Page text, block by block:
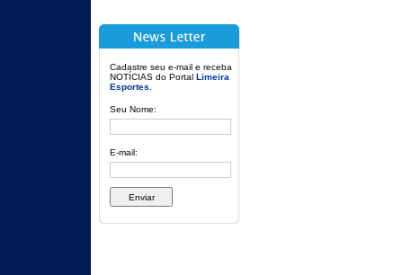
Cadastre seu e-mail e receba
NOTÍCIAS do Portal Limeira
Esportes
Seu Nome:
E-mail: